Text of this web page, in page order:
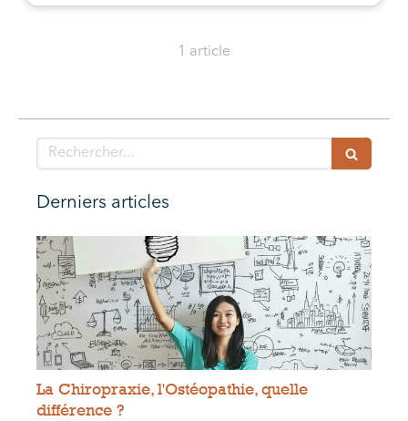
1 article
Rechercher
Derniers articles
La Chiropraxie, l'Ostéopathie, quelle
différence ?